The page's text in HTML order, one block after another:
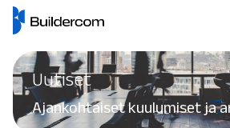
Uutiset
Ajankohtaiset kuulumiset ja